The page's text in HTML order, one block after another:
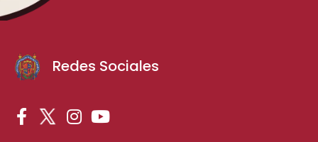
Redes Sociales